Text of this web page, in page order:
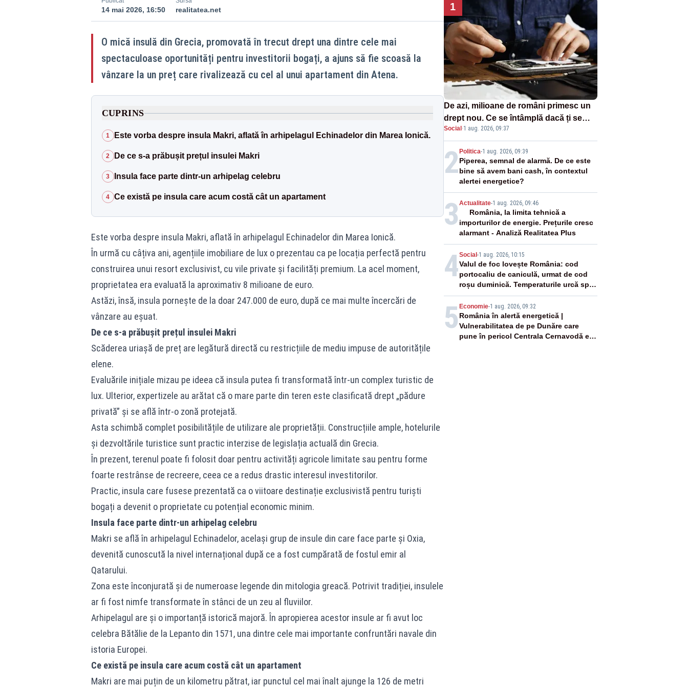
14 mai 2026, 16:50 realitatea.net
O mică insulă din Grecia, promovată în trecut drept una dintre cele mai
spectaculoase oportunități pentru investitorii bogați, a ajuns să fie scoasă la
vânzare la un preț care rivalizează cu cel al unui apartament din Atena.
CUPRINS
1 Este vorba despre insula Makri, aflată în arhipelagul Echinadelor din Marea Ionică.
2 De ce s-a prăbușit prețul insulei Makri
3 Insula face parte dintr-un arhipelag celebru
4 Ce există pe insula care acum costă cât un apartament
Este vorba despre insula Makri, aflată în arhipelagul Echinadelor din Marea Ionică.
În urmă cu câțiva ani, agențiile imobiliare de lux o prezentau ca pe locația perfectă pentru
construirea unui resort exclusivist, cu vile private și facilități premium. La acel moment,
proprietatea era evaluată la aproximativ 8 milioane de euro.
Astăzi, însă, insula pornește de la doar 247.000 de euro, după ce mai multe încercări de
vânzare au eșuat.
De ce s-a prăbușit prețul insulei Makri
Scăderea uriașă de preț are legătură directă cu restricțiile de mediu impuse de autoritățile
elene.
Evaluările inițiale mizau pe ideea că insula putea fi transformată într-un complex turistic de
lux. Ulterior, expertizele au arătat că o mare parte din teren este clasificată drept „pădure
privată” și se află într-o zonă protejată.
Asta schimbă complet posibilitățile de utilizare ale proprietății. Construcțiile ample, hotelurile
și dezvoltările turistice sunt practic interzise de legislația actuală din Grecia.
În prezent, terenul poate fi folosit doar pentru activități agricole limitate sau pentru forme
foarte restrânse de recreere, ceea ce a redus drastic interesul investitorilor.
Practic, insula care fusese prezentată ca o viitoare destinație exclusivistă pentru turiști
bogați a devenit o proprietate cu potențial economic minim.
Insula face parte dintr-un arhipelag celebru
Makri se află în arhipelagul Echinadelor, același grup de insule din care face parte și Oxia,
devenită cunoscută la nivel internațional după ce a fost cumpărată de fostul emir al
Qatarului.
Zona este înconjurată și de numeroase legende din mitologia greacă. Potrivit tradiției, insulele
ar fi fost nimfe transformate în stânci de un zeu al fluviilor.
Arhipelagul are și o importanță istorică majoră. În apropierea acestor insule ar fi avut loc
celebra Bătălie de la Lepanto din 1571, una dintre cele mai importante confruntări navale din
istoria Europei.
Ce există pe insula care acum costă cât un apartament
Makri are mai puțin de un kilometru pătrat, iar punctul cel mai înalt ajunge la 126 de metri
1
De azi, milioane de români primesc un
drept nou. Ce se întâmplă dacă ți se
strică un produs
Social ·1 aug. 2026, 09:37
2 Politica-1 aug. 2026, 09:39
Piperea, semnal de alarmă. De ce este
bine să avem bani cash, în contextul
alertei energetice?
3 Actualitate-1 aug. 2026, 09:46
România, la limita tehnică a
importurilor de energie. Prețurile cresc
alarmant - Analiză Realitatea Plus
4Social -1 aug. 2026, 10:15
Valul de foc lovește România: cod
portocaliu de caniculă, urmat de cod
roșu duminică. Temperaturile urcă spre
40°C
5 Economie-1 aug. 2026, 09:32
România în alertă energetică |
Vulnerabilitatea de pe Dunăre care
pune în pericol Centrala Cernavodă era